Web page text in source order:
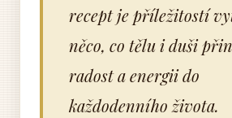
recept je příležitostí
něco, co tělu i duši
radost a energii do
každodenního života.